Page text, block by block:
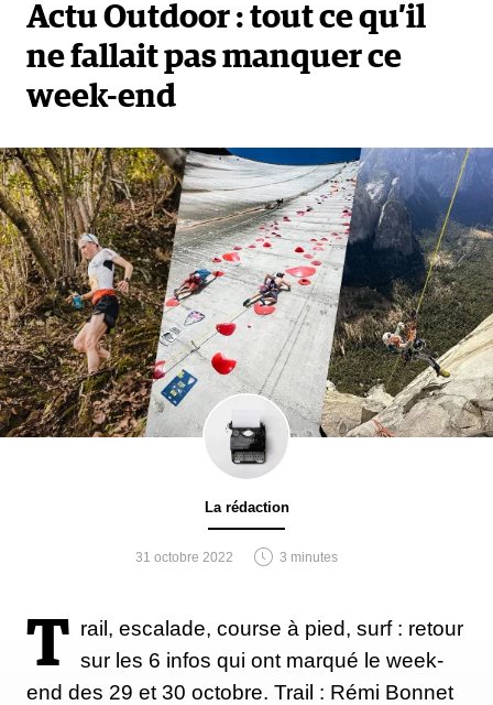
Actu Outdoor : tout ce qu’il
ne fallait pas manquer ce
week-end
La rédaction
31 octobre 2022 3 minutes
T rail, escalade, course à pied, surf : retour
sur les 6 infos qui ont marqué le week-
end des 29 et 30 octobre. Trail : Rémi Bonnet